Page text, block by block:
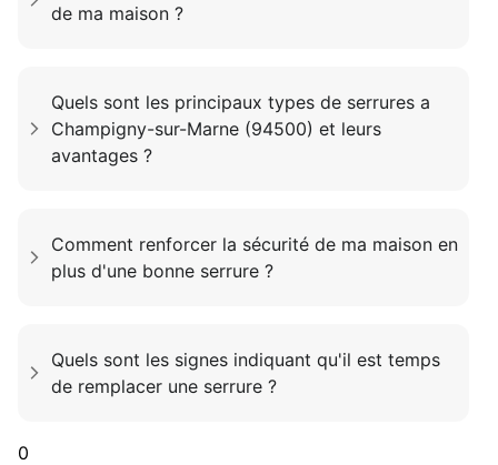
de ma maison ?
Quels sont les principaux types de serrures a
Champigny-sur-Marne (94500) et leurs
avantages ?
Comment renforcer la sécurité de ma maison en
plus d'une bonne serrure ?
Quels sont les signes indiquant qu'il est temps
de remplacer une serrure ?
0